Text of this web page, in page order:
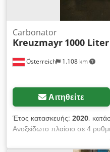
Österreich 1.108 km
Carbonator
Kreuzmayr 1000 Liter
Αιτηθείτε
Έτος κατασκευής: 2020,
Ανοξείδωτο πλαίσιο σε 4
Μέγιστο αισθητήρας στάθμης
από ανοξείδωτο χάλυβα Το